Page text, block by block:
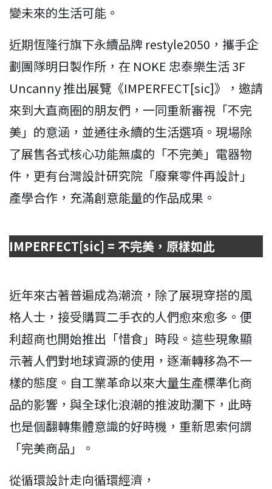
變未來的生活可能。
近期恆隆行旗下永續品牌 restyle2050，攜手企
劃團隊明日製作所，在 NOKE 忠泰樂生活 3F
Uncanny 推出展覽《IMPERFECT[sic]》，邀請
來到大直商圈的朋友們，一同重新審視「不完
美」的意涵，並通往永續的生活選項。現場除
了展售各式核心功能無虞的「不完美」電器物
件，更有台灣設計研究院「廢棄零件再設計」
產學合作，充滿創意能量的作品成果。
IMPERFECT[sic] = 不完美，原樣如此
近年來古著普遍成為潮流，除了展現穿搭的風
格人士，接受購買二手衣的人們愈來愈多。便
利超商也開始推出「惜食」時段。這些現象顯
示著人們對地球資源的使用，逐漸轉移為不一
樣的態度。自工業革命以來大量生產標準化商
品的影響，與全球化浪潮的推波助瀾下，此時
也是個翻轉集體意識的好時機，重新思索何謂
「完美商品」。
從循環設計走向循環經濟，